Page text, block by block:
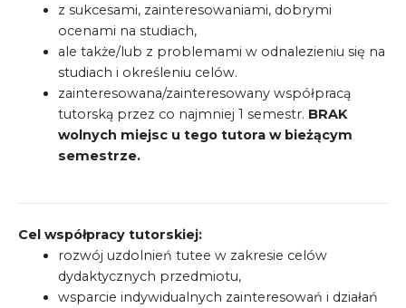
z sukcesami, zainteresowaniami, dobrymi
ocenami na studiach,
ale także/lub z problemami w odnalezieniu się na
studiach i określeniu celów.
zainteresowana/zainteresowany współpracą
tutorską przez co najmniej 1 semestr. BRAK
wolnych miejsc u tego tutora w bieżącym
semestrze.
Cel współpracy tutorskiej:
rozwój uzdolnień tutee w zakresie celów
dydaktycznych przedmiotu,
wsparcie indywidualnych zainteresowań i działań